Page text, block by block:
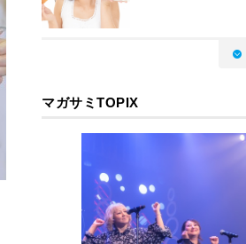
マガサミTOPIX